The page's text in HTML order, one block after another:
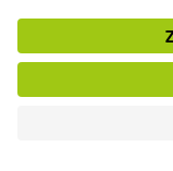
Dane kontaktowe|